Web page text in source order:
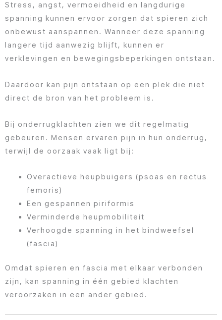
Stress, angst, vermoeidheid en langdurige
spanning kunnen ervoor zorgen dat spieren zich
onbewust aanspannen. Wanneer deze spanning
langere tijd aanwezig blijft, kunnen er
verklevingen en bewegingsbeperkingen ontstaan.
Daardoor kan pijn ontstaan op een plek die niet
direct de bron van het probleem is.
Bij onderrugklachten zien we dit regelmatig
gebeuren. Mensen ervaren pijn in hun onderrug,
terwijl de oorzaak vaak ligt bij:
Overactieve heupbuigers (psoas en rectus
femoris)
Een gespannen piriformis
Verminderde heupmobiliteit
Verhoogde spanning in het bindweefsel
(fascia)
Omdat spieren en fascia met elkaar verbonden
zijn, kan spanning in één gebied klachten
veroorzaken in een ander gebied.